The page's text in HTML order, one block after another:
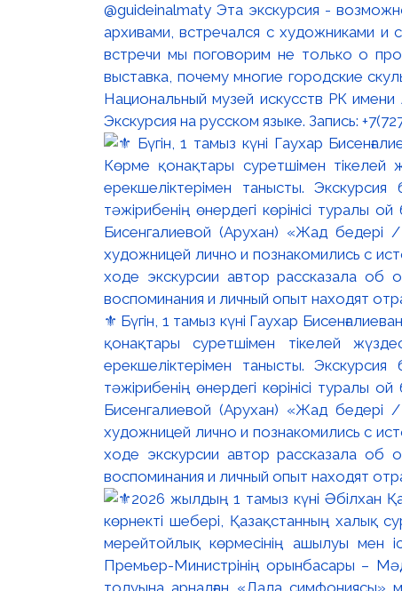
@guideinalmaty Эта экскурсия -
архивами, встречался с художниками
встречи мы поговорим не только о
выставка, почему многие городские
Национальный музей искусств РК
Экскурсия на русском языке. Запись:
⚜️ Бүгін, 1 тамыз күні Гаухар
қонақтары суретшімен тікелей
ерекшеліктерімен танысты.
тәжірибенің өнердегі көрінісі туралы
Бисенгалиевой (Арухан) «Жад бедері
художницей лично и познакомились с
ходе экскурсии автор рассказала об
воспоминания и личный опыт находят